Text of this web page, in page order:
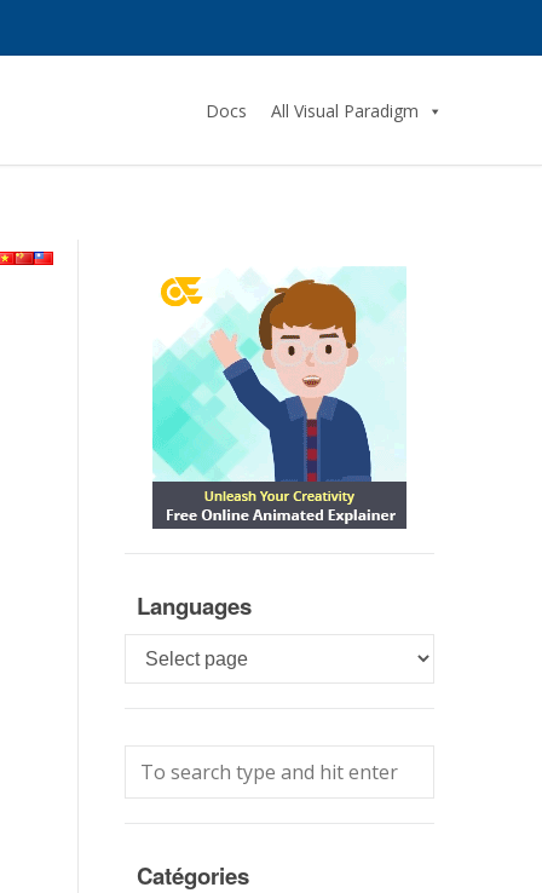
Docs All Visual Paradigm
Languages
Languages
Catégories